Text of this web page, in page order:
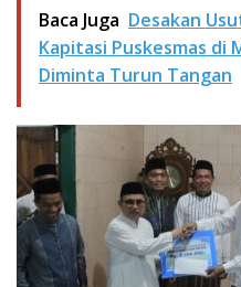
Baca Juga Desakan
Kapitasi Puskesmas di
Diminta Turun Tangan